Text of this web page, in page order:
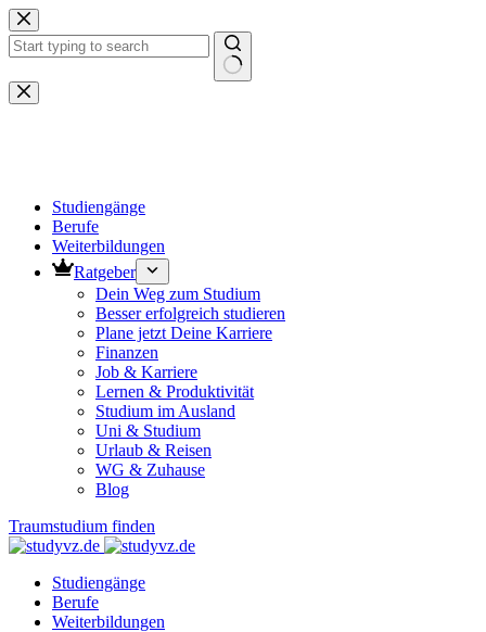
Zum
Inhalt
springen
Keine
Ergebnisse
Studiengänge
Berufe
Weiterbildungen
Ratgeber
Dein Weg zum Studium
Besser erfolgreich studieren
Plane jetzt Deine Karriere
Finanzen
Job & Karriere
Lernen & Produktivität
Studium im Ausland
Uni & Studium
Urlaub & Reisen
WG & Zuhause
Blog
Traumstudium finden
Studiengänge
Berufe
Weiterbildungen